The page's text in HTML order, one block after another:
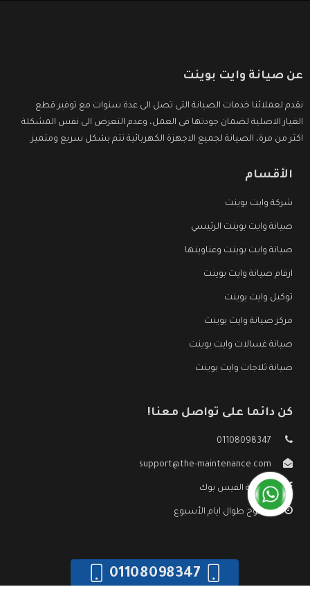
عن صيانة وايت بوينت
نقدم لعملائنا خدمات الصيانة التى تصل الى عدة سنوات مع توفير قطع
الغيار الاصلية لضمان جودتها فى العمل، وعدم التعرض الى نفس المشكلة
اكثر من مرة، الصيانة لجميع الاجهزة الكهربائية تتم بشكل سريع ومتميز.
الأقسام
شركة وايت بوينت
صيانة وايت بوينت الرئيسي
صيانة وايت بوينت وعناوينها
ارقام صيانة وايت بوينت
توكيل وايت بوينت
مركز صيانة وايت بوينت
صيانة غسالات وايت بوينت
صيانة ثلاجات وايت بوينت
كن دائما على تواصل معنا!
01108098347
support@the-maintenance.com
صفحة الفيس بوك
مفتوح طوال ايام الأسبوع
01108098347